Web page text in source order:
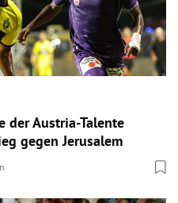
der Austria-Talente
gegen Jerusalem